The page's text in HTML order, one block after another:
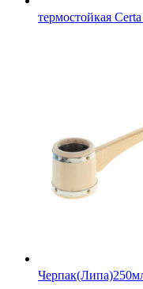
термостойкая